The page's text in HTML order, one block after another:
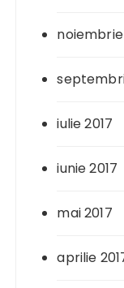
noiembrie
iulie 2017
iunie 2017
mai 2017
aprilie